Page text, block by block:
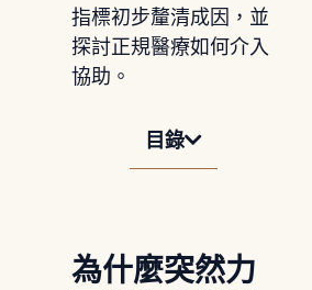
指標初步釐清成因，並
探討正規醫療如何介入
協助。
目錄
為什麼突然力